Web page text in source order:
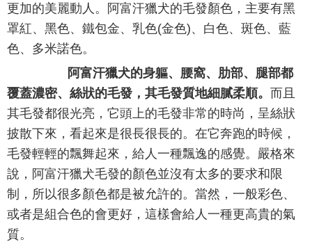
更加的美麗動人。阿富汗獵犬的毛發顏色，主要有黑
罩紅、黑色、鐵包金、乳色(金色)、白色、斑色、藍
色、多米諾色。
阿富汗獵犬的身軀、腰窩、肋部、腿部都
覆蓋濃密、絲狀的毛發，其毛發質地細膩柔順。 而且
其毛發都很光亮，它頭上的毛發非常的時尚，呈絲狀
披散下來，看起來是很長很長的。在它奔跑的時候，
毛發輕輕的飄舞起來，給人一種飄逸的感覺。嚴格來
說，阿富汗獵犬毛發的顏色並沒有太多的要求和限
制，所以很多顏色都是被允許的。當然，一般彩色、
或者是組合色的會更好，這樣會給人一種更高貴的氣
質。